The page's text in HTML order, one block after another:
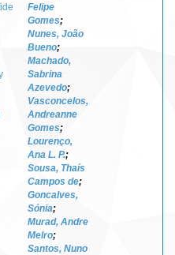
Felipe
Gomes;
Nunes, João
Bueno;
Machado,
Sabrina
Azevedo;
Vasconcelos,
Andreanne
Gomes;
Lourenço,
Ana L. P.;
Sousa, Thaís
Campos de;
Goncalves,
Sónia;
Murad, Andre
Melro;
Santos, Nuno